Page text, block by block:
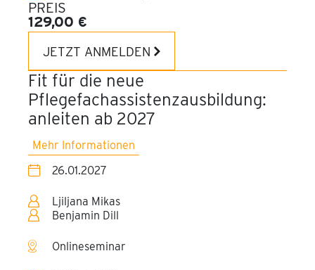
PREIS
129,00 €
JETZT ANMELDEN
Fit für die neue
Pflegefachassistenzausbildung:
anleiten ab 2027
Mehr Informationen
26.01.2027
Ljiljana Mikas
Benjamin Dill
Onlineseminar